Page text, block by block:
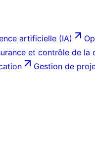
artificielle (IA)
et contrôle de la
Gestion de